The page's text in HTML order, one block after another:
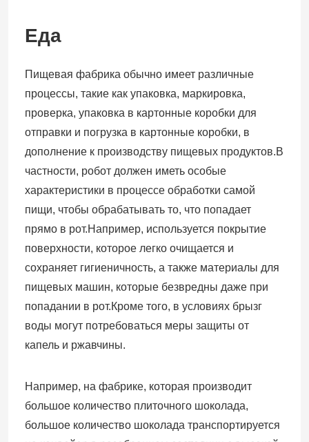
Еда
Пищевая фабрика обычно имеет различные
процессы, такие как упаковка, маркировка,
проверка, упаковка в картонные коробки для
отправки и погрузка в картонные коробки, в
дополнение к производству пищевых продуктов.В
частности, робот должен иметь особые
характеристики в процессе обработки самой
пищи, чтобы обрабатывать то, что попадает
прямо в рот.Например, используется покрытие
поверхности, которое легко очищается и
сохраняет гигиеничность, а также материалы для
пищевых машин, которые безвредны даже при
попадании в рот.Кроме того, в условиях брызг
воды могут потребоваться меры защиты от
капель и ржавчины.
Например, на фабрике, которая производит
большое количество плиточного шоколада,
большое количество шоколада транспортируется